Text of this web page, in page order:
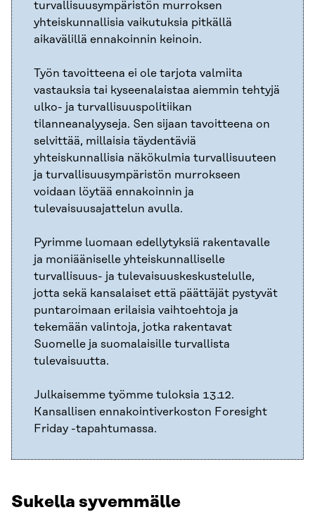
turvallisuusympäristön murroksen
yhteiskunnallisia vaikutuksia pitkällä
aikavälillä ennakoinnin keinoin.
Työn tavoitteena ei ole tarjota valmiita
vastauksia tai kyseenalaistaa aiemmin tehtyjä
ulko- ja turvallisuuspolitiikan
tilanneanalyyseja. Sen sijaan tavoitteena on
selvittää, millaisia täydentäviä
yhteiskunnallisia näkökulmia turvallisuuteen
ja turvallisuusympäristön murrokseen
voidaan löytää ennakoinnin ja
tulevaisuusajattelun avulla.
Pyrimme luomaan edellytyksiä rakentavalle
ja moniääniselle yhteiskunnalliselle
turvallisuus- ja tulevaisuuskeskustelulle,
jotta sekä kansalaiset että päättäjät pystyvät
puntaroimaan erilaisia vaihtoehtoja ja
tekemään valintoja, jotka rakentavat
Suomelle ja suomalaisille turvallista
tulevaisuutta.
Julkaisemme työmme tuloksia 13.12.
Kansallisen ennakointiverkoston Foresight
Friday -tapahtumassa.
Sukella syvemmälle